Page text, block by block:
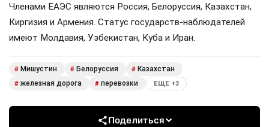
Членами ЕАЭС являются Россия, Белоруссия, Казахстан,
Киргизия и Армения. Статус государств-наблюдателей
имеют Молдавия, Узбекистан, Куба и Иран.
# Мишустин # Белоруссия # Казахстан
# железная дорога # перевозки ЕЩЕ +3
Поделиться